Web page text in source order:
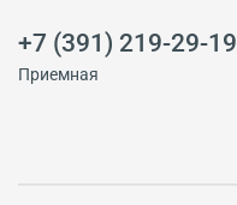
+7 (391) 219-29-19
Приемная